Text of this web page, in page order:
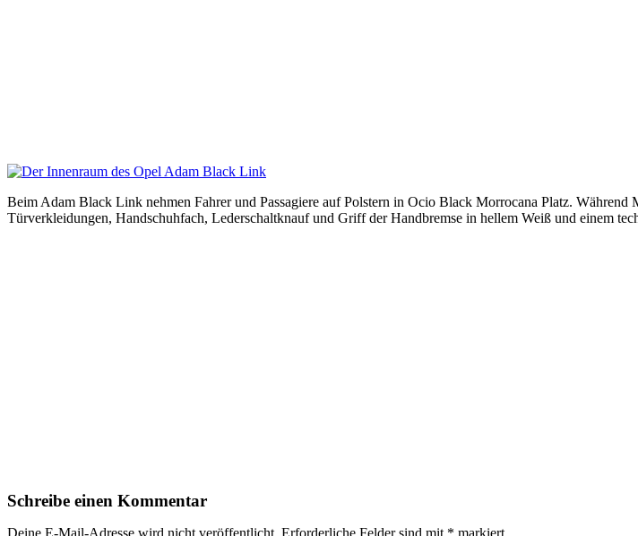
Beim Adam Black Link nehmen Fahrer und Passagiere auf Polstern in Ocio Black Morrocana Platz.
Türverkleidungen, Handschuhfach, Lederschaltknauf und Griff der Handbremse in hellem Weiß und einem
Schreibe einen Kommentar
Deine E-Mail-Adresse wird nicht veröffentlicht. Erforderliche Felder sind mit * markiert